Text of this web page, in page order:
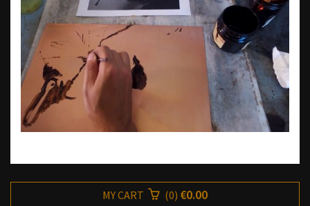
MY CART (0) €0.00